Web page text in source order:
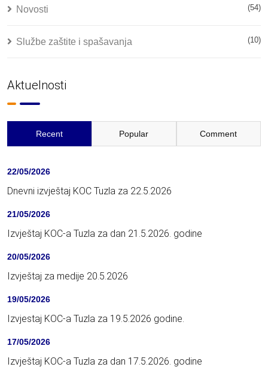
Novosti (54)
Službe zaštite i spašavanja (10)
Aktuelnosti
Recent Popular Comment
22/05/2026
Dnevni izvještaj KOC Tuzla za 22.5.2026
21/05/2026
Izvještaj KOC-a Tuzla za dan 21.5.2026. godine
20/05/2026
Izvještaj za medije 20.5.2026
19/05/2026
Izvjestaj KOC-a Tuzla za 19.5.2026 godine.
17/05/2026
Izvještaj KOC-a Tuzla za dan 17.5.2026. godine